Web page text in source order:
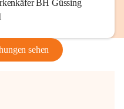
BH Güssing
sehen